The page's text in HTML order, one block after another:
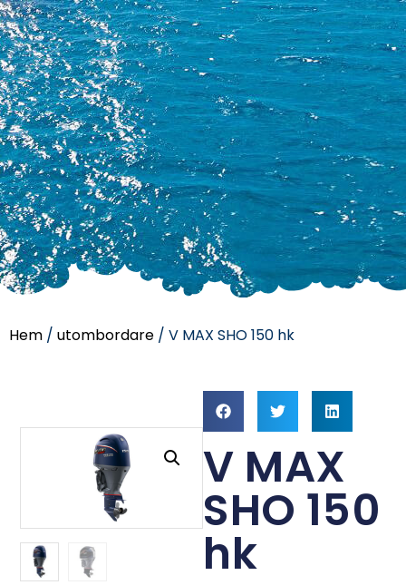
Hem / utombordare / V MAX SHO 150 hk
V MAX
SHO 150
hk